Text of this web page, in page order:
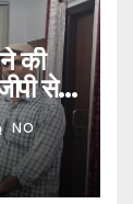
की
से
NO